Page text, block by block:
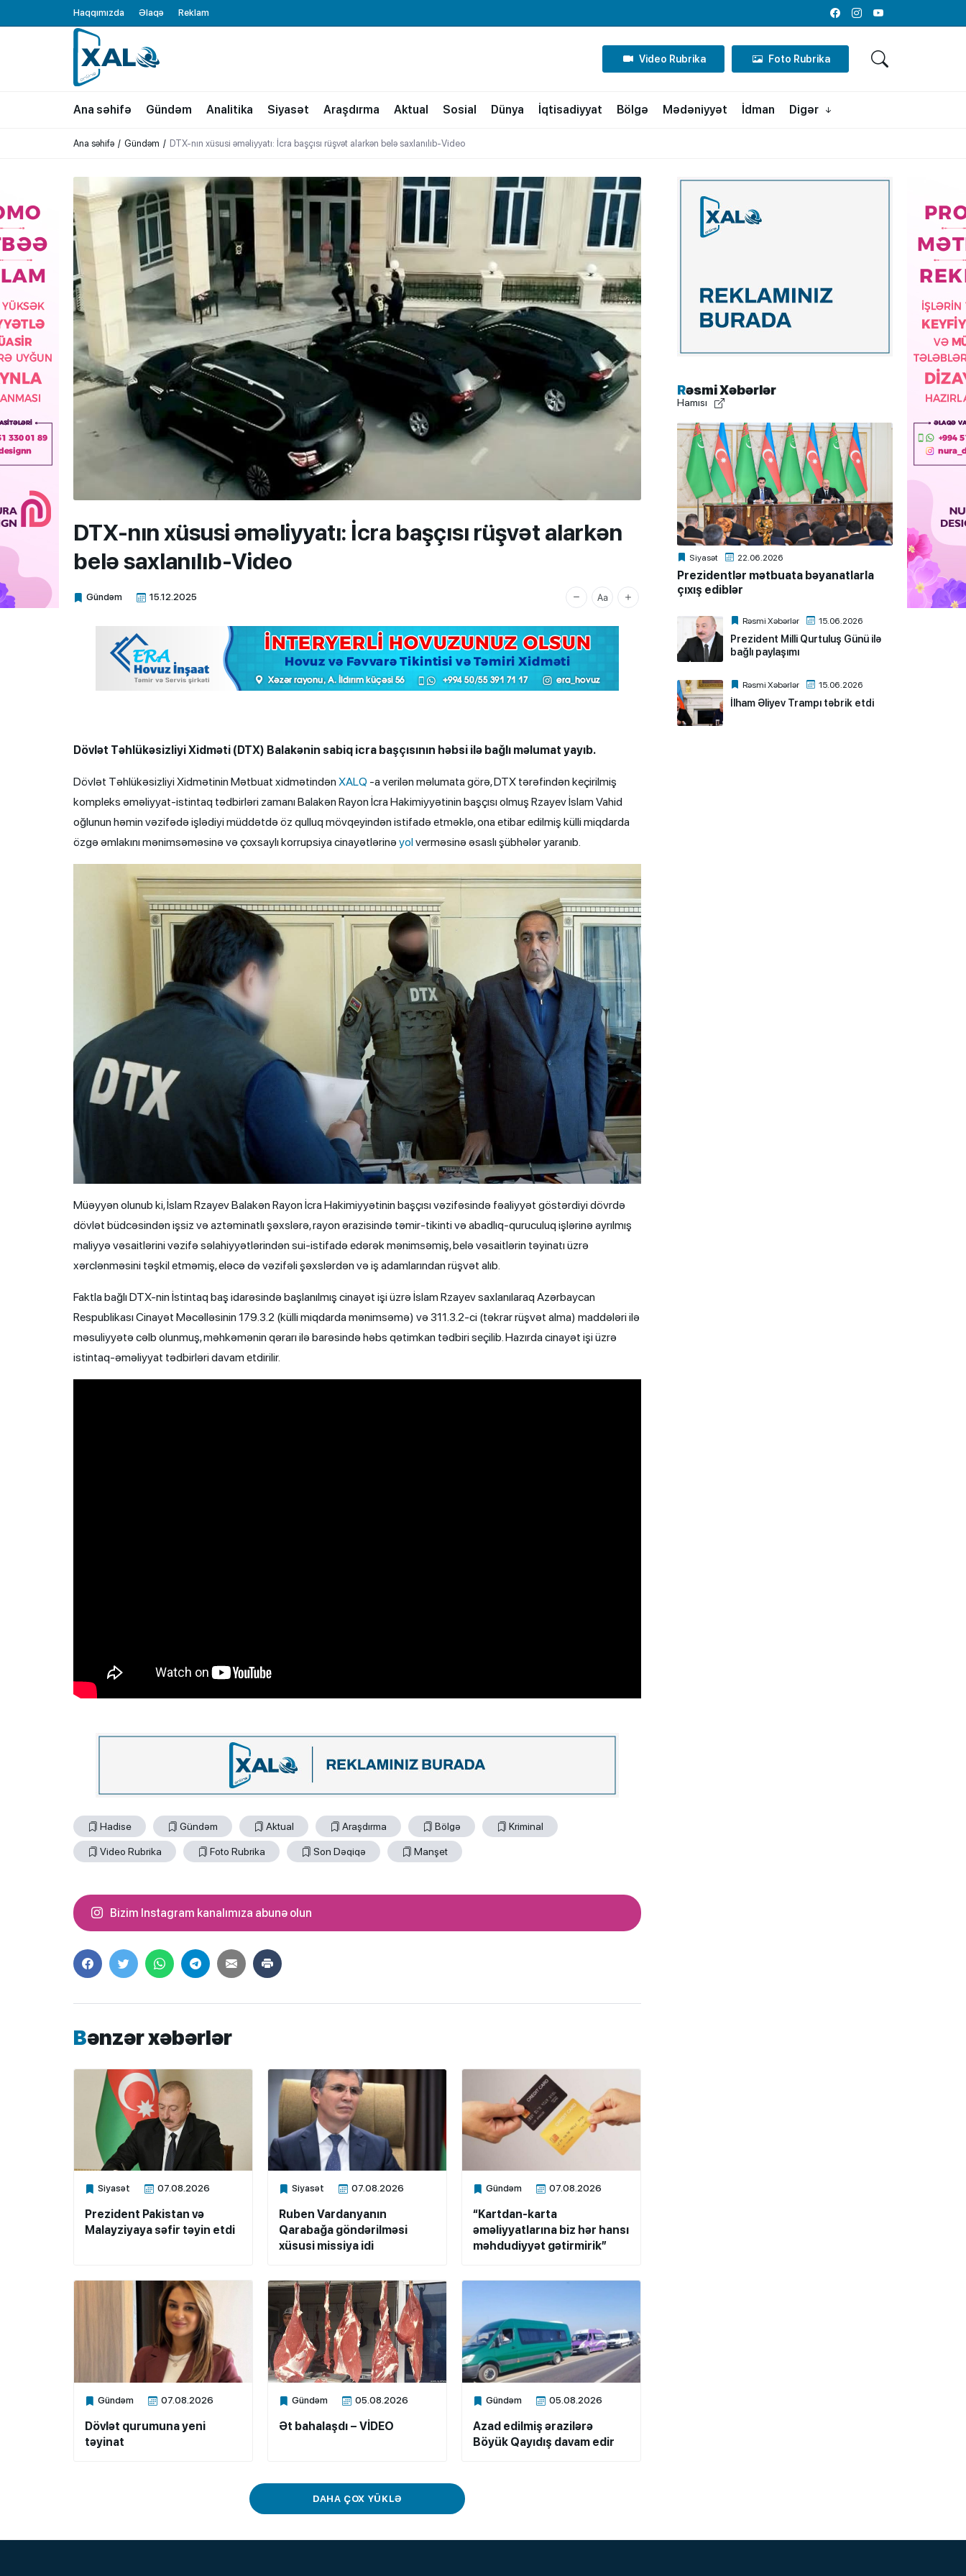
Haqqımızda Əlaqə Reklam
FacebookInstagramYoutube
XALQ.ONLINE
ONLAYN PLATFORMA
Video Rubrika Foto Rubrika
Ana səhifə Gündəm Analitika Siyasət Araşdırma Aktual Sosial Dünya İqtisadiyyat Bölgə Mədəniyyət İdman Digər
Ana səhifə Gündəm DTX-nın xüsusi əməliyyatı: İcra başçısı rüşvət alarkən belə saxlanılıb-Video
DTX-nın xüsusi əməliyyatı: İcra başçısı rüşvət alarkən
belə saxlanılıb-Video
Gündəm 15.12.2025
Xalq.Online
Dövlət Təhlükəsizliyi Xidməti (DTX) Balakənin sabiq icra başçısının həbsi ilə bağlı məlumat yayıb.
Dövlət Təhlükəsizliyi Xidmətinin Mətbuat xidmətindən XALQ -a verilən məlumata görə, DTX tərəfindən keçirilmiş
kompleks əməliyyat-istintaq tədbirləri zamanı Balakən Rayon İcra Hakimiyyətinin başçısı olmuş Rzayev İslam Vahid
oğlunun həmin vəzifədə işlədiyi müddətdə öz qulluq mövqeyindən istifadə etməklə, ona etibar edilmiş külli miqdarda
özgə əmlakını mənimsəməsinə və çoxsaylı korrupsiya cinayətlərinə yolverməsinə əsaslı şübhələr yaranıb.
Müəyyən olunub ki, İslam Rzayev Balakən Rayon İcra Hakimiyyətinin başçısı vəzifəsində fəaliyyət göstərdiyi dövrdə
dövlət büdcəsindən işsiz və aztəminatlı şəxslərə, rayon ərazisində təmir-tikinti və abadlıq-quruculuq işlərinə ayrılmış
maliyyə vəsaitlərini vəzifə səlahiyyətlərindən sui-istifadə edərək mənimsəmiş, belə vəsaitlərin təyinatı üzrə
xərclənməsini təşkil etməmiş, eləcə də vəzifəli şəxslərdən və iş adamlarından rüşvət alıb.
Faktla bağlı DTX-nin İstintaq baş idarəsində başlanılmış cinayət işi üzrə İslam Rzayev saxlanılaraq Azərbaycan
Respublikası Cinayət Məcəlləsinin 179.3.2 (külli miqdarda mənimsəmə) və 311.3.2-ci (təkrar rüşvət alma) maddələri ilə
məsuliyyətə cəlb olunmuş, məhkəmənin qərarı ilə barəsində həbs qətimkan tədbiri seçilib. Hazırda cinayət işi üzrə
istintaq-əməliyyat tədbirləri davam etdirilir.
Hadise Gündəm Aktual Araşdırma Bölgə Kriminal
Video Rubrika Foto Rubrika Son Dəqiqə Manşet
Bizim Instagram kanalımıza abunə olun
Bənzər xəbərlər
Siyasət 07.08.2026
Xalq.Online
Prezident Pakistan və
Malayziyaya səfir təyin etdi
Siyasət 07.08.2026
Xalq.Online
Ruben Vardanyanın
Qarabağa göndərilməsi
xüsusi missiya idi
Gündəm 07.08.2026
Xalq.Online
“Kartdan-karta
əməliyyatlarına biz hər hansı
məhdudiyyət gətirmirik”
Gündəm 07.08.2026
Xalq.Online
Dövlət qurumuna yeni
təyinat
Gündəm 05.08.2026
Xalq.Online
Ət bahalaşdı – VİDEO
Gündəm 05.08.2026
Xalq.Online
Azad edilmiş ərazilərə
Böyük Qayıdış davam edir
DAHA ÇOX YÜKLƏ
Rəsmi Xəbərlər
Hamısı
Siyasət 22.06.2026
Prezidentlər mətbuata bəyanatlarla
çıxış ediblər
Rəsmi Xəbərlər 15.06.2026
Prezident Milli Qurtuluş Günü ilə
bağlı paylaşımı
Rəsmi Xəbərlər 15.06.2026
İlham Əliyev Trampı təbrik etdi